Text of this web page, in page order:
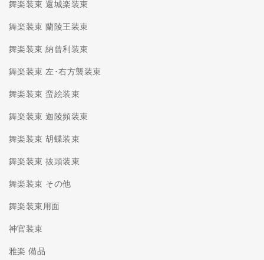
舞楽装束 還城楽装束
舞楽装束 蘭陵王装束
舞楽装束 納曾利装束
舞楽装束 左･右方襲装束
舞楽装束 蛮絵装束
舞楽装束 迦陵頻装束
舞楽装束 胡蝶装束
舞楽装束 抜頭装束
舞楽装束 その他
舞楽装束用面
神官装束
雅楽 備品